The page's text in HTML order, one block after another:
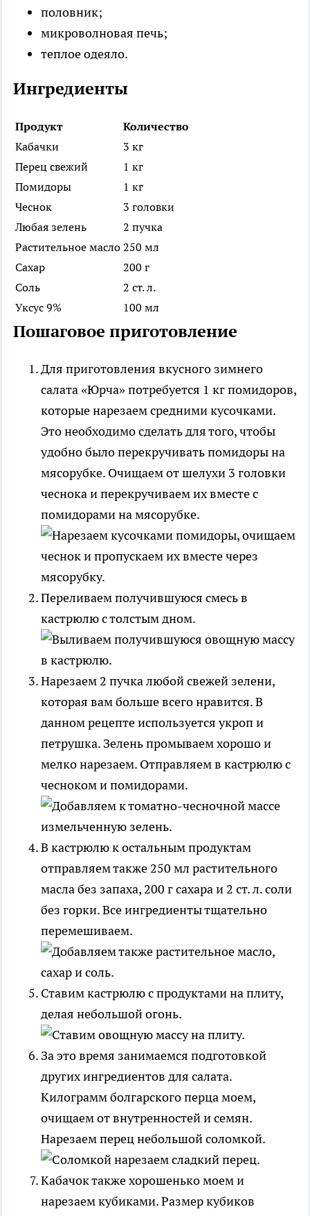
половник;
микроволновая печь;
теплое одеяло.
Ингредиенты
Продукт
Количество
Кабачки
3 кг
Перец свежий
1 кг
Помидоры
1 кг
Чеснок
3 головки
Любая зелень
2 пучка
Растительное масло 250 мл
Сахар
200 г
Соль
2 ст. л.
Уксус 9%
100 мл
Пошаговое приготовление
Для приготовления вкусного зимнего
салата «Юрча» потребуется 1 кг помидоров,
которые нарезаем средними кусочками.
Это необходимо сделать для того, чтобы
удобно было перекручивать помидоры на
мясорубке. Очищаем от шелухи 3 головки
чеснока и перекручиваем их вместе с
помидорами на мясорубке.
Переливаем получившуюся смесь в
кастрюлю с толстым дном.
Нарезаем 2 пучка любой свежей зелени,
которая вам больше всего нравится. В
данном рецепте используется укроп и
петрушка. Зелень промываем хорошо и
мелко нарезаем. Отправляем в кастрюлю с
чесноком и помидорами.
В кастрюлю к остальным продуктам
отправляем также 250 мл растительного
масла без запаха, 200 г сахара и 2 ст. л. соли
без горки. Все ингредиенты тщательно
перемешиваем.
Ставим кастрюлю с продуктами на плиту,
делая небольшой огонь.
За это время занимаемся подготовкой
других ингредиентов для салата.
Килограмм болгарского перца моем,
очищаем от внутренностей и семян.
Нарезаем перец небольшой соломкой.
Кабачок также хорошенько моем и
нарезаем кубиками. Размер кубиков